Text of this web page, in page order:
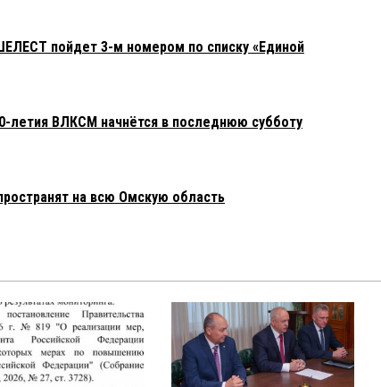
пойдет 3-м номером по списку «Единой
летия ВЛКСМ начнётся в последнюю субботу
на всю Омскую область